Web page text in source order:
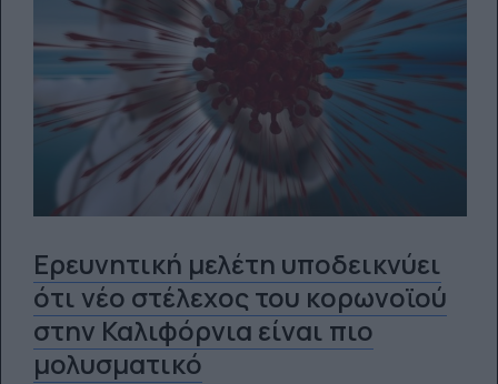
Ερευνητική μελέτη υποδεικνύει
ότι νέο στέλεχος του κορωνοϊού
στην Καλιφόρνια είναι πιο
μολυσματικό